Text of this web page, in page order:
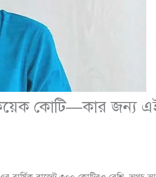
কোটি—কার জন্য এই